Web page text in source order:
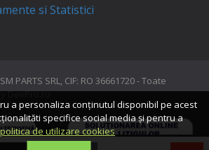
PARTS SRL, CIF: RO 36661720 - Toate
DevPro.ro
a personaliza conținutul disponibil pe acest
specifice social media și pentru a
de utilizare cookies